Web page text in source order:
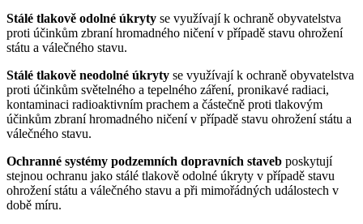
Stálé tlakově odolné úkryty se využívají k ochraně obyvatelstva
proti účinkům zbraní hromadného ničení v případě stavu ohrožení
státu a válečného stavu.
Stálé tlakově neodolné úkryty se využívají k ochraně obyvatelstva
proti účinkům světelného a tepelného záření, pronikavé radiaci,
kontaminaci radioaktivním prachem a částečně proti tlakovým
účinkům zbraní hromadného ničení v případě stavu ohrožení státu a
válečného stavu.
Ochranné systémy podzemních dopravních staveb poskytují
stejnou ochranu jako stálé tlakově odolné úkryty v případě stavu
ohrožení státu a válečného stavu a při mimořádných událostech v
době míru.